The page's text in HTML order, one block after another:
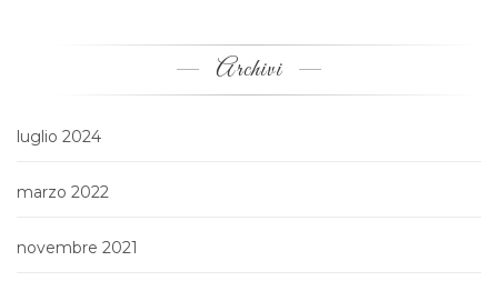
Archivi
luglio 2024
marzo 2022
novembre 2021